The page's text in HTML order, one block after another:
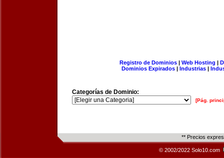
Registro de Dominios| Web Hosting |
Dominios Expirados | Industrias |
Categorías de Dominio:
[Pág.
** Precios
© 2002/2022 Solo10.com